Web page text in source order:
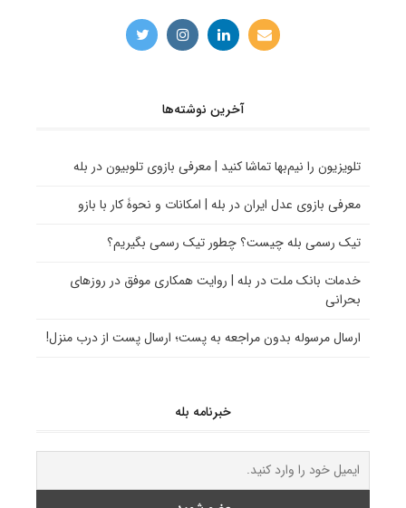
آخرین نوشته‌ها
تلویزیون را نیم‌بها تماشا کنید | معرفی بازوی تلوبیون در بله
معرفی بازوی عدل ایران در بله | امکانات و نحوۀ کار با بازو
تیک رسمی بله چیست؟ چطور تیک رسمی بگیریم؟
خدمات بانک ملت در بله | روایت همکاری موفق در روزهای
بحرانی
ارسال مرسوله بدون مراجعه به پست؛ ارسال پست از درب منزل!
خبرنامه بله